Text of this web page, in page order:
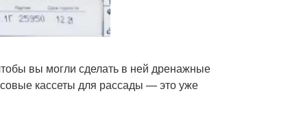
вы могли сделать в ней дренажные
кассеты для рассады — это уже